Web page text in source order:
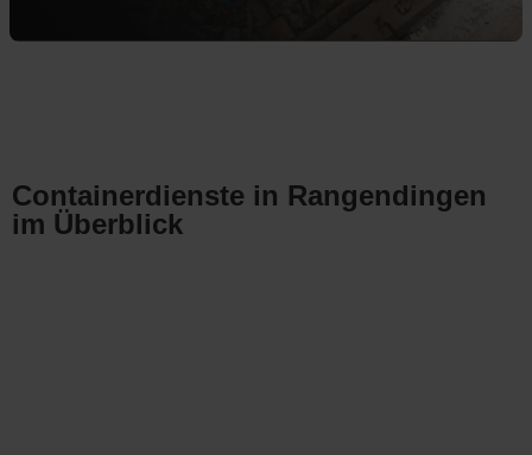
Containerdienste in Rangendingen
im Überblick